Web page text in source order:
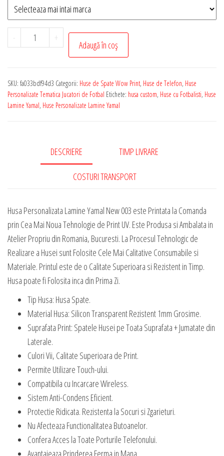
-
Cantitate
Husa
Personalizata
cu
+
Adaugă în coș
SKU: fa033bdf94d3 Categorii: Huse de Spate Wow Print, Huse de Telefon, Huse
Personalizate Tematica Jucatori de Fotbal Etichete: husa custom, Huse cu Fotbalisti, Huse
Lamine Yamal, Huse Personalizate Lamine Yamal
DESCRIERE TIMP LIVRARE
COSTURI TRANSPORT
Husa Personalizata Lamine Yamal New 003 este Printata la Comanda
prin Cea Mai Noua Tehnologie de Print UV. Este Produsa si Ambalata in
Atelier Propriu din Romania, Bucuresti. La Procesul Tehnologic de
Realizare a Husei sunt Folosite Cele Mai Calitative Consumabile si
Materiale. Printul este de o Calitate Superioara si Rezistent in Timp.
Husa poate fi Folosita inca din Prima Zi.
Tip Husa: Husa Spate.
Material Husa: Silicon Transparent Rezistent 1mm Grosime.
Suprafata Print: Spatele Husei pe Toata Suprafata + Jumatate din
Laterale.
Culori Vii, Calitate Superioara de Print.
Permite Utilizare Touch-ului.
Compatibila cu Incarcare Wireless.
Sistem Anti-Condens Eficient.
Protectie Ridicata. Rezistenta la Socuri si Zgarieturi.
Nu Afecteaza Functionalitatea Butoanelor.
Confera Acces la Toate Porturile Telefonului.
Avantajeaza Prinderea Ferma in Mana.